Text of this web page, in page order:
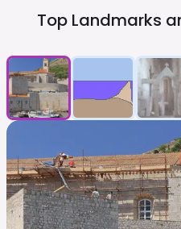
Top Landmarks